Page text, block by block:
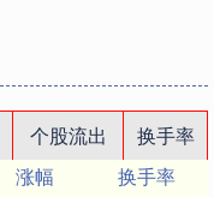
个股流出
换手率
涨幅
换手率